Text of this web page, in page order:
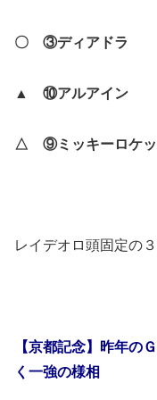
〇 ③ディアドラ
▲ ⑩アルアイン
△ ⑨ミッキーロケッ
レイデオロ頭固定の
【京都記念】昨年の
く一強の様相